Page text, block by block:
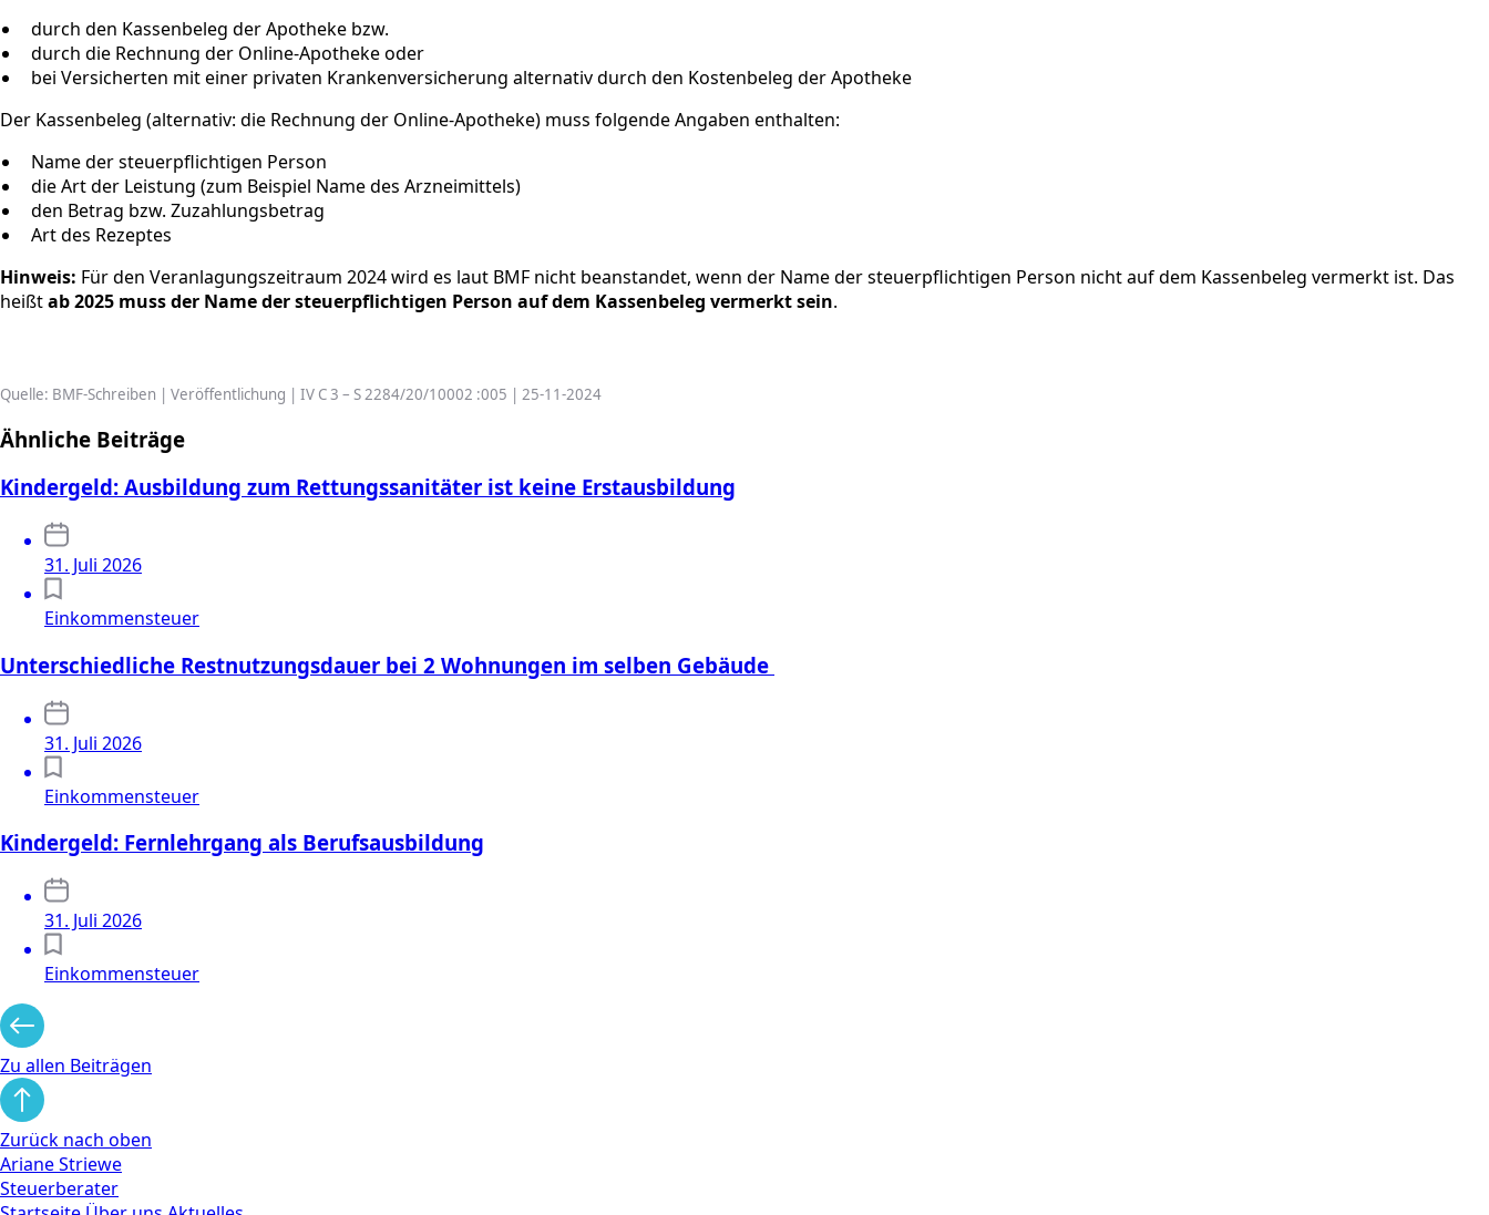
durch den Kassenbeleg der Apotheke bzw.
durch die Rechnung der Online-Apotheke oder
bei Versicherten mit einer privaten Krankenversicherung alternativ durch den Kostenbeleg der Apotheke
Der Kassenbeleg (alternativ: die Rechnung der Online-Apotheke) muss folgende Angaben enthalten:
Name der steuerpflichtigen Person
die Art der Leistung (zum Beispiel Name des Arzneimittels)
den Betrag bzw. Zuzahlungsbetrag
Art des Rezeptes
Hinweis: Für den Veranlagungszeitraum 2024 wird es laut BMF nicht beanstandet, wenn der Name der steuerpflichtigen Person nicht auf dem Kassenbeleg vermerkt ist. Das
heißtab 2025 muss der Name der steuerpflichtigen Person auf dem Kassenbeleg vermerkt sein.
Quelle: BMF-Schreiben | Veröffentlichung | IV C 3 – S 2284/20/10002 :005 | 25-11-2024
Ähnliche Beiträge
Kindergeld: Ausbildung zum Rettungssanitäter ist keine Erstausbildung
31. Juli 2026
Einkommensteuer
Unterschiedliche Restnutzungsdauer bei 2 Wohnungen im selben Gebäude
31. Juli 2026
Einkommensteuer
Kindergeld: Fernlehrgang als Berufsausbildung
31. Juli 2026
Einkommensteuer
Zu allen Beiträgen
Zurück nach oben
Ariane Striewe
Steuerberater